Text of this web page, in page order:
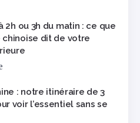
2h ou 3h du matin : ce que
dit de votre
: notre itinéraire de 3
voir l’essentiel sans se